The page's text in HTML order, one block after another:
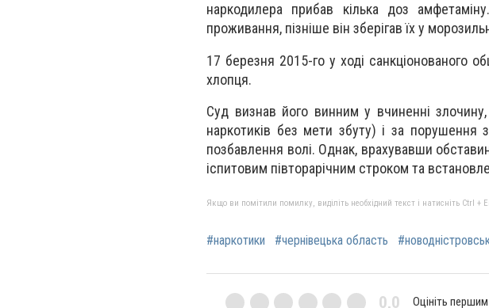
наркодилера прибав кілька доз
проживання, пізніше він зберігав їх у
17 березня 2015-го у ході санкціонованого
хлопця.
Суд визнав його винним у вчиненні
наркотиків без мети збуту) і за порушення
позбавлення волі. Однак, врахувавши
іспитовим півторарічним строком та
Якщо ви помітили помилку, виділіть необхідний текст і натисніть Ctrl +
#наркотики #чернівецька область
0,0 Оцініть першим